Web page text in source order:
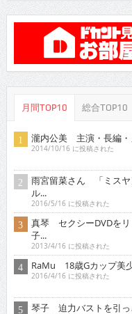
月間TOP10 総合TOP10
瀧内公美 主演・長編・
2014/10/16 に投稿された
雨宮留菜さん 「ミスヤ
ル...
2016/5/16 に投稿された
真琴 セクシーDVDをリ
子...
2013/4/16 に投稿された
RaMu 18歳Gカップ美
2016/4/16 に投稿された
琴子 迫力バストを引っ